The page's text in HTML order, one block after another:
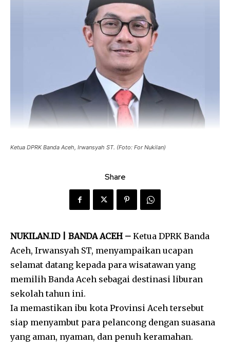
Ketua DPRK Banda Aceh, Irwansyah ST. (Foto: For Nukilan)
Share
NUKILAN.ID | BANDA ACEH – Ketua DPRK Banda
Aceh, Irwansyah ST, menyampaikan ucapan
selamat datang kepada para wisatawan yang
memilih Banda Aceh sebagai destinasi liburan
sekolah tahun ini.
Ia memastikan ibu kota Provinsi Aceh tersebut
siap menyambut para pelancong dengan suasana
yang aman, nyaman, dan penuh keramahan.